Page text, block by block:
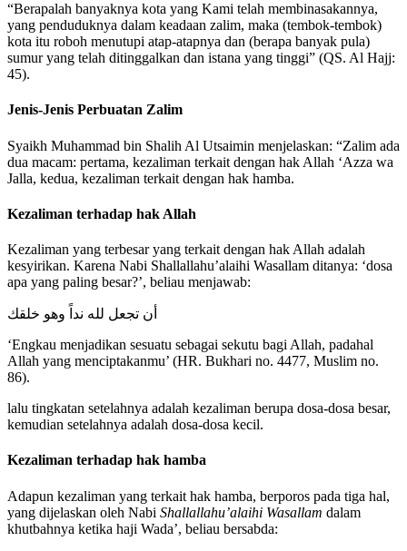
“Berapalah banyaknya kota yang Kami telah membinasakannya,
yang penduduknya dalam keadaan zalim, maka (tembok-tembok)
kota itu roboh menutupi atap-atapnya dan (berapa banyak pula)
sumur yang telah ditinggalkan dan istana yang tinggi” (QS. Al Hajj:
45).
Jenis-Jenis Perbuatan Zalim
Syaikh Muhammad bin Shalih Al Utsaimin menjelaskan: “Zalim ada
dua macam: pertama, kezaliman terkait dengan hak Allah ‘Azza wa
Jalla, kedua, kezaliman terkait dengan hak hamba.
Kezaliman terhadap hak Allah
Kezaliman yang terbesar yang terkait dengan hak Allah adalah
kesyirikan. Karena Nabi Shallallahu’alaihi Wasallam ditanya: ‘dosa
apa yang paling besar?’, beliau menjawab:
أن تجعل لله نداً وهو خلقك
‘Engkau menjadikan sesuatu sebagai sekutu bagi Allah, padahal
Allah yang menciptakanmu’ (HR. Bukhari no. 4477, Muslim no.
86).
lalu tingkatan setelahnya adalah kezaliman berupa dosa-dosa besar,
kemudian setelahnya adalah dosa-dosa kecil.
Kezaliman terhadap hak hamba
Adapun kezaliman yang terkait hak hamba, berporos pada tiga hal,
yang dijelaskan oleh Nabi Shallallahu’alaihi Wasallam dalam
khutbahnya ketika haji Wada’, beliau bersabda: